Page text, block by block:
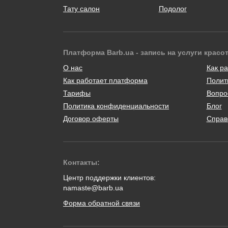
Тату салон Подолог
Платформа Barb.ua - запись на услуги
О нас
Как работает платформа
Тарифы
Политика конфиденциальности
Договор оферты
Как
Блог
Контакты:
Центр поддержки клиентов:
namaste@barb.ua
Форма обратной связи